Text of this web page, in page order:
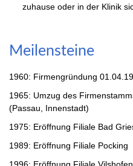
zuhause oder in der Klinik
Meilensteine
1960: Firmengründung
1965: Umzug des
(Passau, Innenstadt)
1975: Eröffnung Filiale Bad
1989: Eröffnung Filiale Pocking